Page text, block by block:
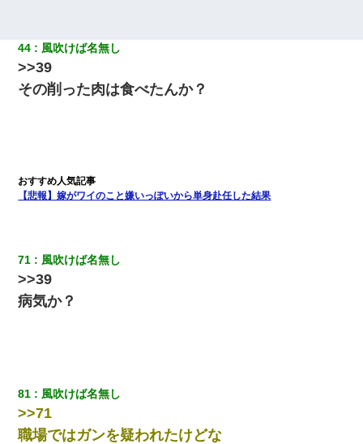
44 風吹けば名無し
>>39
その削った肉は食べたんか？
【悲報】嫁がワイのこと嫌いっぽいから単身赴任した結果
71 風吹けば名無し
>>39
病気か？
81 風吹けば名無し
>>71
職場ではガンを疑われたけどな